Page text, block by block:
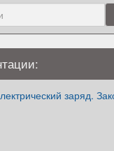
заряд.